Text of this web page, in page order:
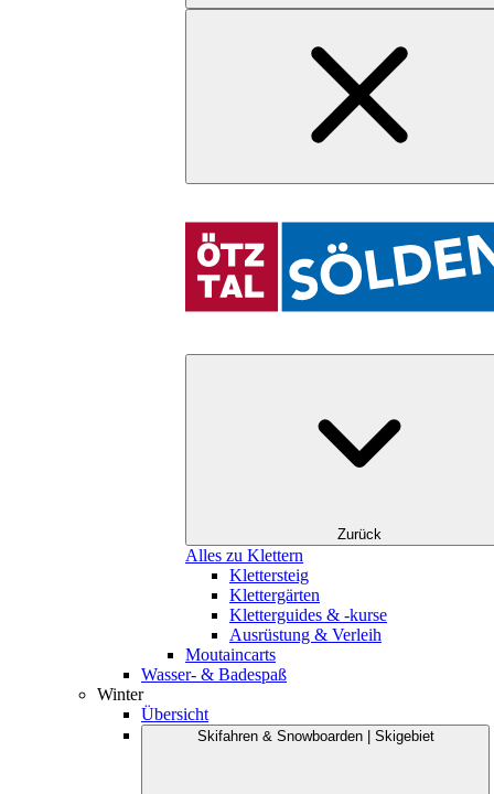
Zurück
Alles zu Klettern
Klettersteig
Klettergärten
Kletterguides & -kurse
Ausrüstung & Verleih
Moutaincarts
Wasser- & Badespaß
Winter
Übersicht
Skifahren & Snowboarden | Skigebiet